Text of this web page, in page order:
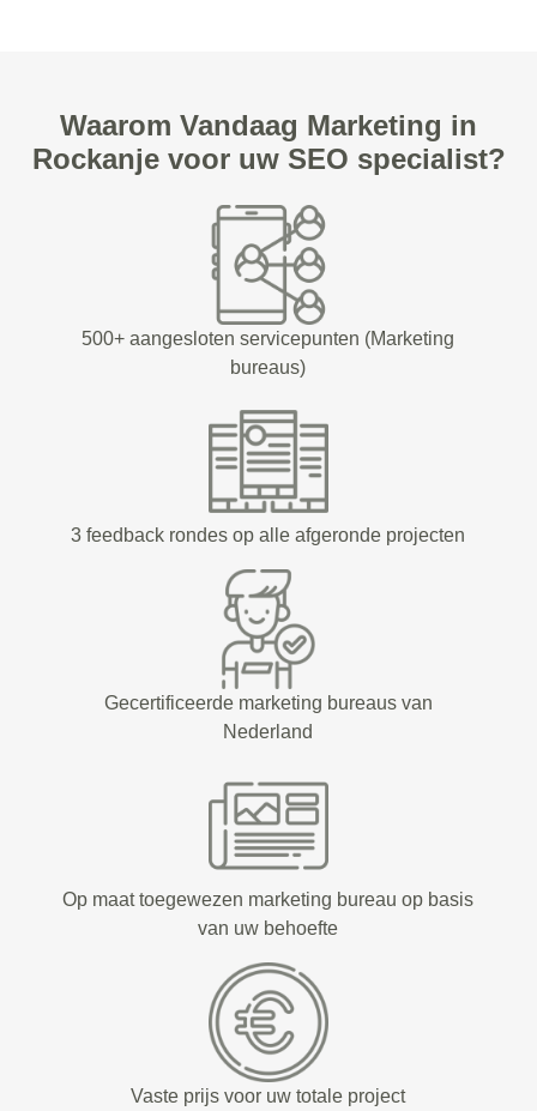
Waarom Vandaag Marketing in
Rockanje voor uw SEO specialist?
500+ aangesloten servicepunten (Marketing
bureaus)
3 feedback rondes op alle afgeronde projecten
Gecertificeerde marketing bureaus van
Nederland
Op maat toegewezen marketing bureau op basis
van uw behoefte
Vaste prijs voor uw totale project